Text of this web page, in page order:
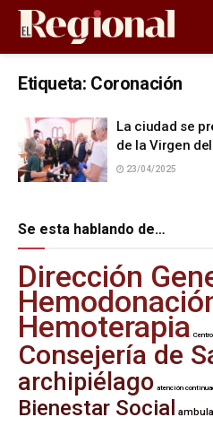
Etiqueta: Coronación
La ciudad se
de la Virgen
23/04/2025
Se esta hablando de…
Dirección
Hemoterapia
Consejería de
archipiélago atención
Bienestar Social